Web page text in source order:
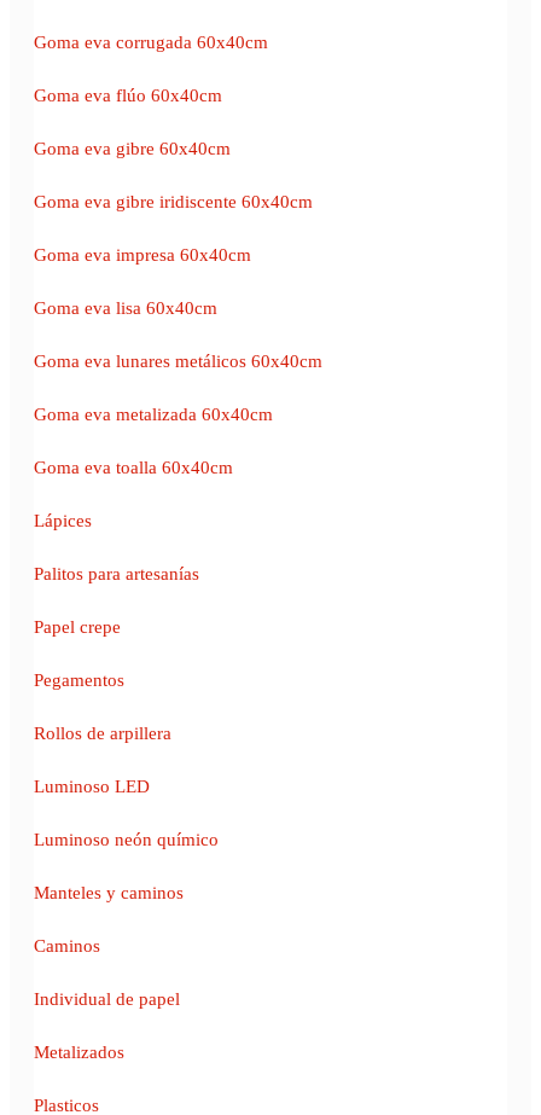
Goma eva corrugada 60x40cm
Goma eva flúo 60x40cm
Goma eva gibre 60x40cm
Goma eva gibre iridiscente 60x40cm
Goma eva impresa 60x40cm
Goma eva lisa 60x40cm
Goma eva lunares metálicos 60x40cm
Goma eva metalizada 60x40cm
Goma eva toalla 60x40cm
Lápices
Palitos para artesanías
Papel crepe
Pegamentos
Rollos de arpillera
Luminoso LED
Luminoso neón químico
Manteles y caminos
Caminos
Individual de papel
Metalizados
Plasticos